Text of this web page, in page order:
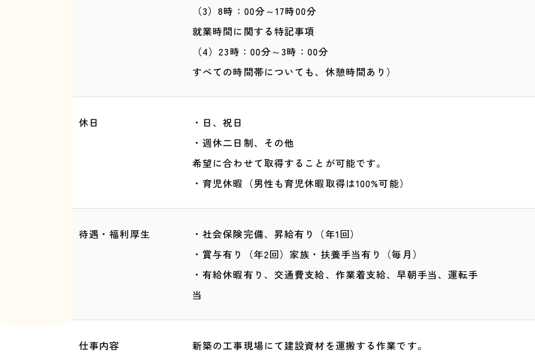
（3）8時：00分～17時00分
就業時間に関する特記事項
（4）23時：00分～3時：00分
すべての時間帯についても、休
休日
・日、祝日
・週休二日制、その他
希望に合わせて取得することが可能です。
・育児休暇（男性も育児休暇取得は100%可能）
待遇・福利厚生
・社会保険完備、昇給有り（年1回）
・賞与有り（年2回）家族・扶養手当有り（毎月）
・有給休暇有り、交通費支給、作業着支給、早朝手当、運転手
仕事内容
新築の工事現場にて建設資材を運搬する作業です。